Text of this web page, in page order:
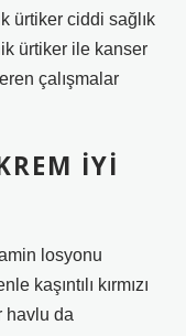
ürtiker ciddi sağlık
ürtiker ile kanser
çalışmalar
IYI
losyonu
kaşıntılı kırmızı
havlu da